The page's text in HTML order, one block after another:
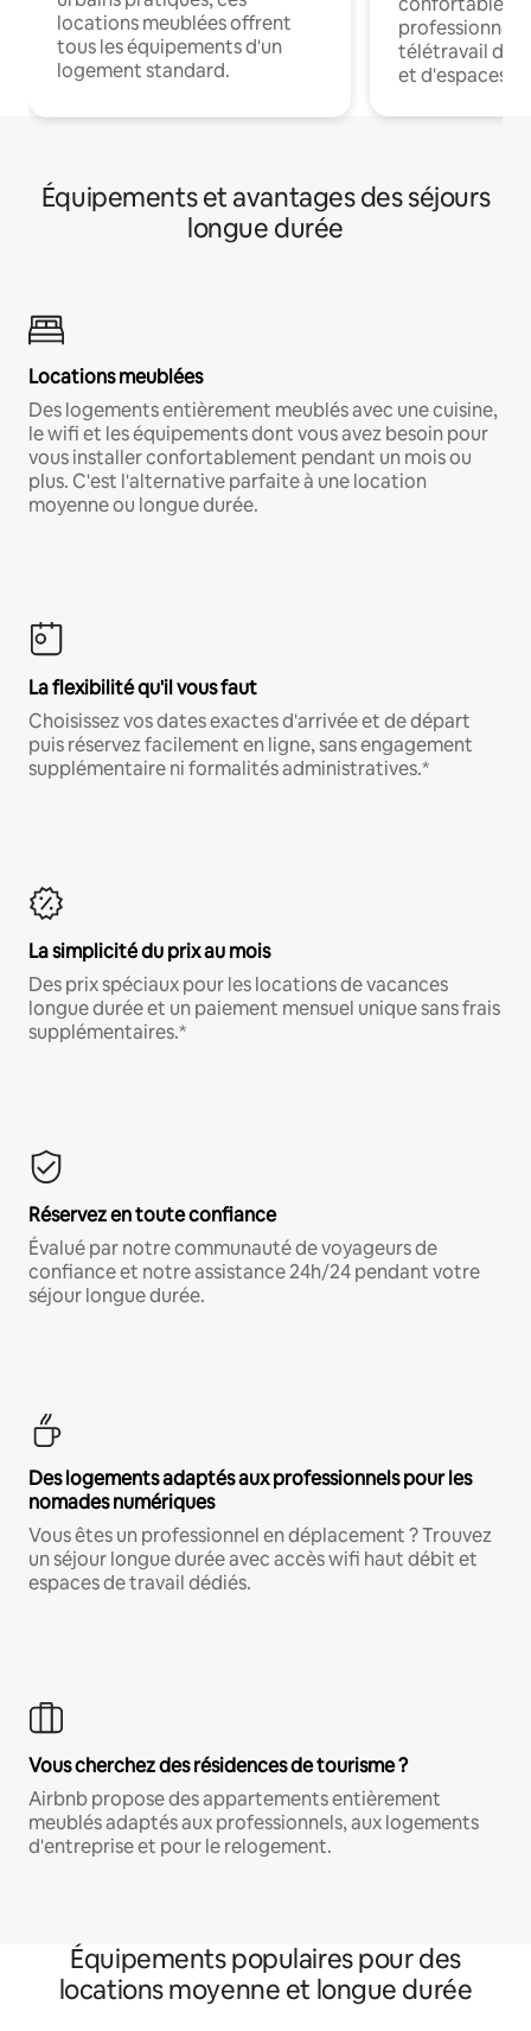
locations meublées offrent
tous les équipements d'un
logement standard.
professionnels
télétravail
et d'espaces
Équipements et avantages des séjours
longue durée
Locations meublées
Des logements entièrement meublés avec une cuisine,
le wifi et les équipements dont vous avez besoin pour
vous installer confortablement pendant un mois ou
plus. C'est l'alternative parfaite à une location
moyenne ou longue durée.
La flexibilité qu'il vous faut
Choisissez vos dates exactes d'arrivée et de départ
puis réservez facilement en ligne, sans engagement
supplémentaire ni formalités administratives.*
La simplicité du prix au mois
Des prix spéciaux pour les locations de vacances
longue durée et un paiement mensuel unique sans frais
supplémentaires.*
Réservez en toute confiance
Évalué par notre communauté de voyageurs de
confiance et notre assistance 24h/24 pendant votre
séjour longue durée.
Des logements adaptés aux professionnels pour les
nomades numériques
Vous êtes un professionnel en déplacement ? Trouvez
un séjour longue durée avec accès wifi haut débit et
espaces de travail dédiés.
Vous cherchez des résidences de tourisme ?
Airbnb propose des appartements entièrement
meublés adaptés aux professionnels, aux logements
d'entreprise et pour le relogement.
Équipements populaires pour des
locations moyenne et longue durée